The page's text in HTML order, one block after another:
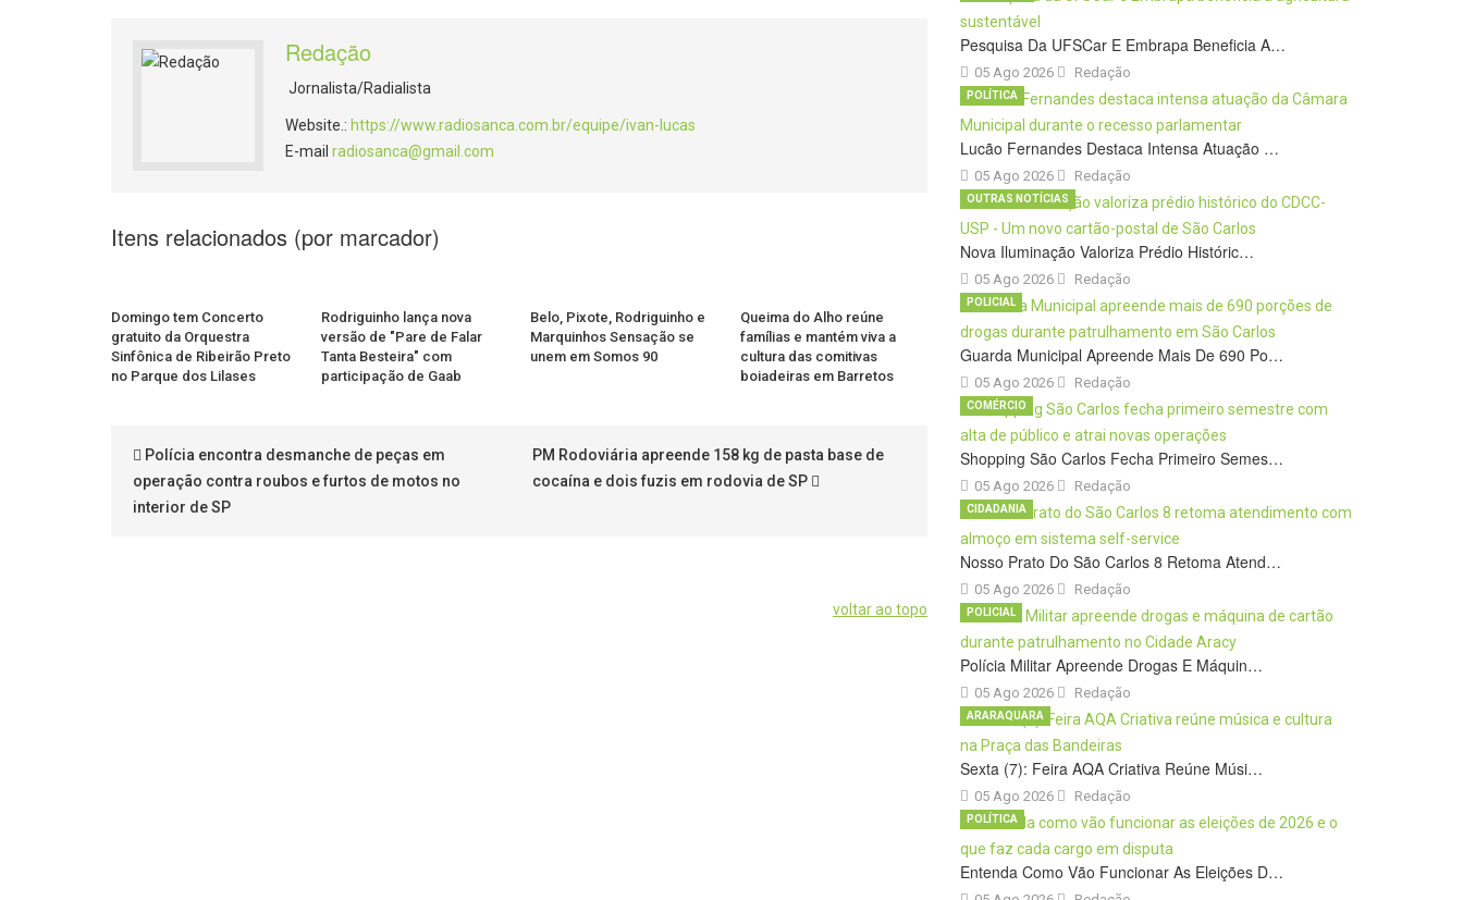
Redação
Jornalista/Radialista
Website.: https://www.radiosanca.com.br/equipe/ivan-lucas
E-mail radiosanca@gmail.com
Itens relacionados (por marcador)
Domingo tem Concerto
gratuito da Orquestra
Sinfônica de Ribeirão Preto
no Parque dos Lilases
Rodriguinho lança nova
versão de "Pare de Falar
Tanta Besteira" com
participação de Gaab
Belo, Pixote, Rodriguinho e
Marquinhos Sensação se
unem em Somos 90
Queima do Alho reúne
famílias e mantém viva a
cultura das comitivas
boiadeiras em Barretos
Polícia encontra desmanche de peças em
operação contra roubos e furtos de motos no
interior de SP
PM Rodoviária apreende 158 kg de pasta base de
cocaína e dois fuzis em rodovia de SP
voltar ao topo
Pesquisa Da UFSCar E Embrapa Beneficia A…
05 Ago 2026 Redação
Lucão Fernandes Destaca Intensa Atuação …
05 Ago 2026
POLÍTICA
Redação
Nova Iluminação Valoriza Prédio Históric…
05 Ago 2026
OUTRAS NOTÍCIAS
Redação
Guarda Municipal Apreende Mais De 690 Po…
05 Ago 2026
POLICIAL
Redação
Shopping São Carlos Fecha Primeiro Semes…
05 Ago 2026
COMÉRCIO
Redação
Nosso Prato Do São Carlos 8 Retoma Atend…
05 Ago 2026
CIDADANIA
Redação
Polícia Militar Apreende Drogas E Máquin…
05 Ago 2026
POLICIAL
Redação
Sexta (7): Feira AQA Criativa Reúne Músi…
05 Ago 2026
ARARAQUARA
Redação
Entenda Como Vão Funcionar As Eleições D…
POLÍTICA